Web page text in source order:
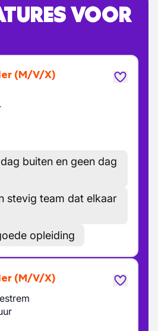
VOOR
(M/V/X)
buiten en geen dag
stevig team dat elkaar
opleiding
(M/V/X)